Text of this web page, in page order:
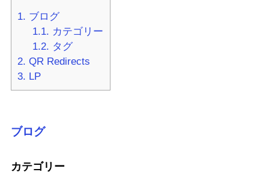
1. ブログ
1.1. カテゴリー
1.2. タグ
2. QR Redirects
3. LP
ブログ
カテゴリー